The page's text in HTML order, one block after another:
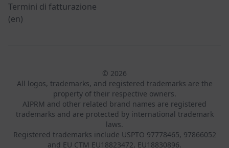
Termini di fatturazione
(en)
© 2026
All logos, trademarks, and registered trademarks are the
property of their respective owners.
AIPRM and other related brand names are registered
trademarks and are protected by international trademark
laws.
Registered trademarks include USPTO 97778465, 97866052
and EU CTM EU18823472, EU18830896.